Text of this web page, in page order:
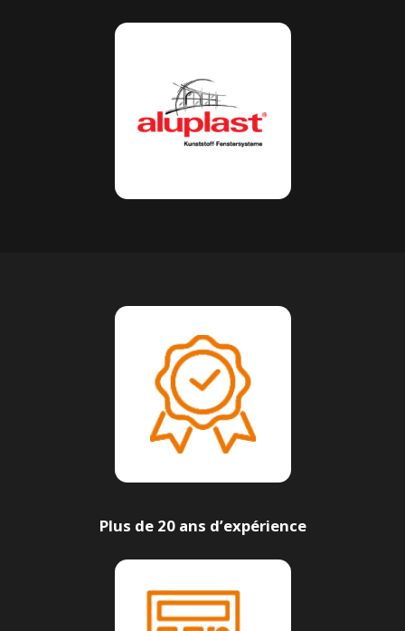
Plus de 20 ans d’expérience